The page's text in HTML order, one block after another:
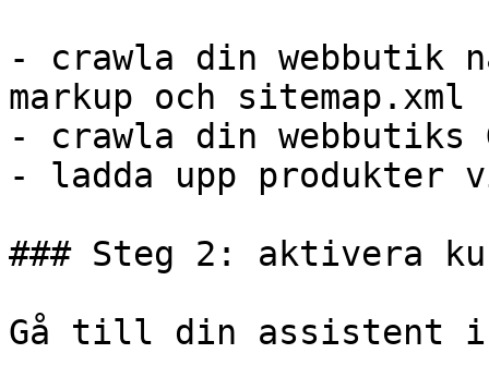
- crawla din webbutik
markup och sitemap.xml
- crawla din webbutiks
- ladda upp produkter
### Steg 2: aktivera
Gå till din assistent i